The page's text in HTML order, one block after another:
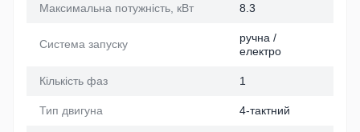
Максимальна потужність, кВт 8.3
Система запуску
ручна /
електро
Кількість фаз 1
Тип двигуна 4-тактний